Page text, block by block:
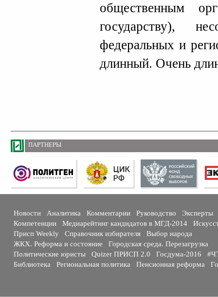
общественным
государству),
федеральных и
длинный. Очень
ПАРТНЕРЫ
Новости Аналитика Комментарии Руководство
Эксперты
Компетенции
Медиарейтинг кандидатов в МГД-2014
Присп Weekly
Справочник избирателя
Выбор народа
ЖКХ. Реформа и состояние
Городская среда. Перезагрузка
Политические юристы
Quizer ПРИСП 2.0 Госдума-2016
Библиотека
Региональная политика Пенсионная реформа